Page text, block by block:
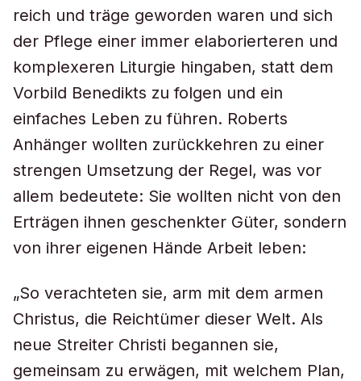
reich und träge geworden waren und sich
der Pflege einer immer elaborierteren und
komplexeren Liturgie hingaben, statt dem
Vorbild Benedikts zu folgen und ein
einfaches Leben zu führen. Roberts
Anhänger wollten zurückkehren zu einer
strengen Umsetzung der Regel, was vor
allem bedeutete: Sie wollten nicht von den
Erträgen ihnen geschenkter Güter, sondern
von ihrer eigenen Hände Arbeit leben:
„So verachteten sie, arm mit dem armen
Christus, die Reichtümer dieser Welt. Als
neue Streiter Christi begannen sie,
gemeinsam zu erwägen, mit welchem Plan,